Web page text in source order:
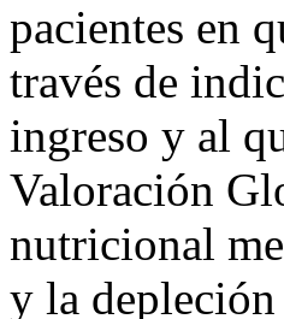
pacientes en
través de
ingreso y al
Valoración
nutricional
y la